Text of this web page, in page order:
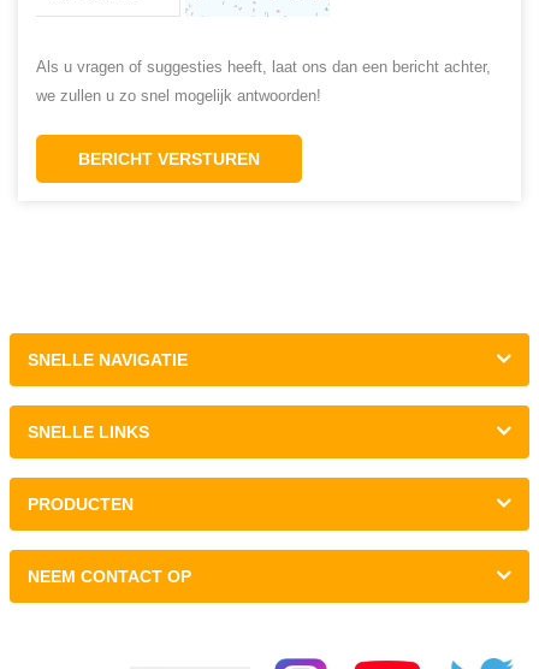
Als u vragen of suggesties heeft, laat ons dan een bericht achter,
we zullen u zo snel mogelijk antwoorden!
BERICHT VERSTUREN
SNELLE NAVIGATIE
SNELLE LINKS
PRODUCTEN
NEEM CONTACT OP